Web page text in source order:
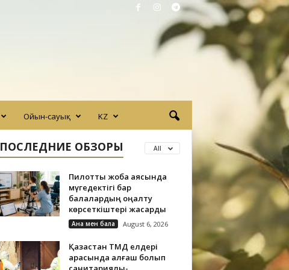
Ойын-сауық KZ
ПОСЛЕДНИЕ ОБЗОРЫ All
Пилоттық жоба аясында
мүгедектігі бар
балалардың оңалту
көрсеткіштері жақсарды
Ана мен бала August 6, 2026
Қазақстан ТМД елдері
арасында алғаш болып